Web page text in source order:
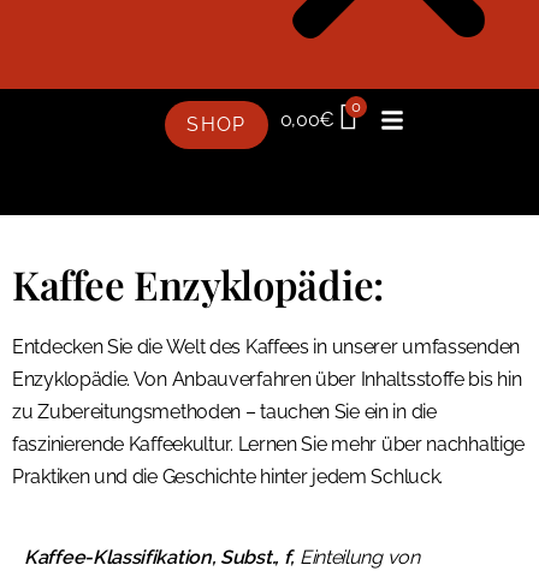
SHOP 0,00€
0
Kaffee Enzyklopädie:
Entdecken Sie die Welt des Kaffees in unserer umfassenden
Enzyklopädie. Von Anbauverfahren über Inhaltsstoffe bis hin
zu Zubereitungsmethoden – tauchen Sie ein in die
faszinierende Kaffeekultur. Lernen Sie mehr über nachhaltige
Praktiken und die Geschichte hinter jedem Schluck.
Kaffee-Klassifikation, Subst., f, Einteilung von